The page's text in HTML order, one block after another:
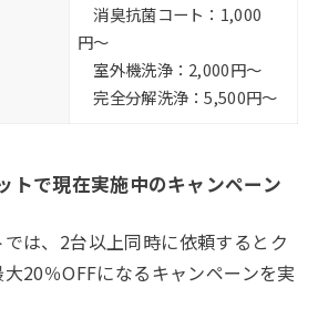
消臭抗菌コート：1,000
円〜
室外機洗浄：2,000円〜
完全分解洗浄：5,500円〜
トで現在実施中のキャンペーン
は、2台以上同時に依頼するとク
20％OFFになるキャンペーンを実